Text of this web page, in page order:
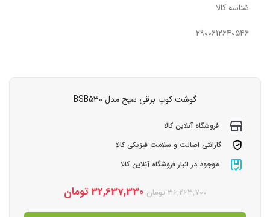
شناسه کالا
2900612640546
گوشت کوب برقی سیج مدل BSB530
فروشگاه آنلاین کالا
گارانتی اصالت و سلامت فیزیکی کالا
موجود در انبار فروشگاه آنلاین کالا
36,263,700تومان 32,637,330 تومان